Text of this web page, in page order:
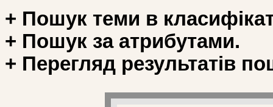
+ Пошук теми в
+ Пошук за атрибутами.
+ Перегляд результатів